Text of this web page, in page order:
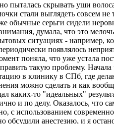
пыталась скрывать уши
стали выглядеть совсем не
обычные серьги сидели
думала, что это
ситуациях - например,
появлялось
поняла, что уже устала
такую проблему.
в клинику в СПб, где
можно сделать и как
каких-то "идеальных"
и по делу. Оказалось, что
с использованием
обсудили анестезию, и я